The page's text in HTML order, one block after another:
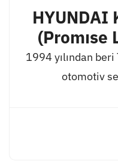
HYUNDAI
(Promıse
1994 yılından
otomotiv